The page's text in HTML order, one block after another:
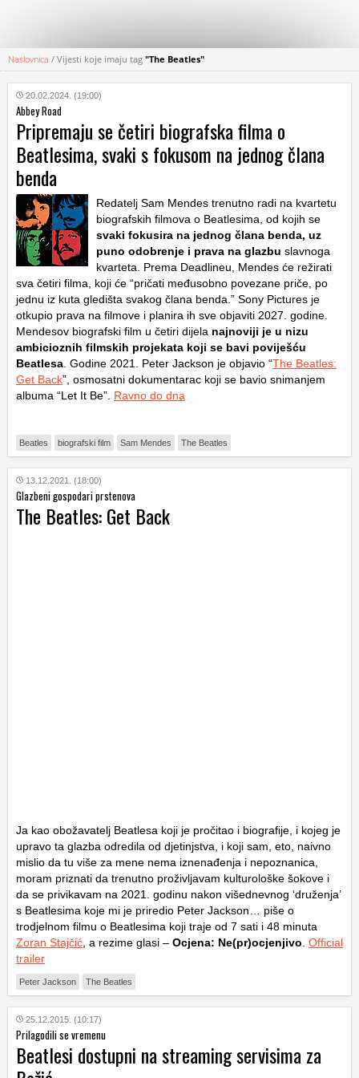
KATEGORIJE
HRVATSKI
WEB
Naslovnica / Vijesti koje imaju tag "The Beatles"
20.02.2024. (19:00)
Abbey Road
Pripremaju se četiri biografska filma o
Beatlesima, svaki s fokusom na jednog člana
benda
Redatelj Sam Mendes trenutno radi na kvartetu
biografskih filmova o Beatlesima, od kojih se
svaki fokusira na jednog člana benda, uz
puno odobrenje i prava na glazbu slavnoga
kvarteta. Prema Deadlineu, Mendes će režirati
sva četiri filma, koji će “pričati međusobno povezane priče, po
jednu iz kuta gledišta svakog člana benda.” Sony Pictures je
otkupio prava na filmove i planira ih sve objaviti 2027. godine.
Mendesov biografski film u četiri dijela najnoviji je u nizu
ambicioznih filmskih projekata koji se bavi poviješću
Beatlesa . Godine 2021. Peter Jackson je objavio “The Beatles:
Get Back”, osmosatni dokumentarac koji se bavio snimanjem
albuma “Let It Be”. Ravno do dna
Beatles biografski film Sam Mendes The Beatles
13.12.2021. (18:00)
Glazbeni gospodari prstenova
The Beatles: Get Back
Ja kao obožavatelj Beatlesa koji je pročitao i biografije, i kojeg je
upravo ta glazba odredila od djetinjstva, i koji sam, eto, naivno
mislio da tu više za mene nema iznenađenja i nepoznanica,
moram priznati da trenutno proživljavam kulturološke šokove i
da se privikavam na 2021. godinu nakon višednevnog ‘druženja’
s Beatlesima koje mi je priredio Peter Jackson… piše o
trodjelnom filmu o Beatlesima koji traje od 7 sati i 48 minuta
Zoran Stajčić , a rezime glasi – Ocjena: Ne(pr)ocjenjivo Official
trailer
Peter Jackson The Beatles
25.12.2015. (10:17)
Prilagodili se vremenu
Beatlesi dostupni na streaming servisima za